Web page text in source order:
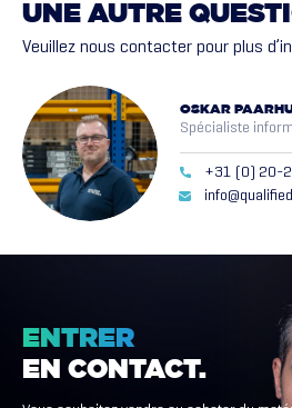
UNE AUTRE
Veuillez nous contacter pour plus
OSKAR
Spécialiste
+31 (0) 20-
ENTRER
EN CONTACT.